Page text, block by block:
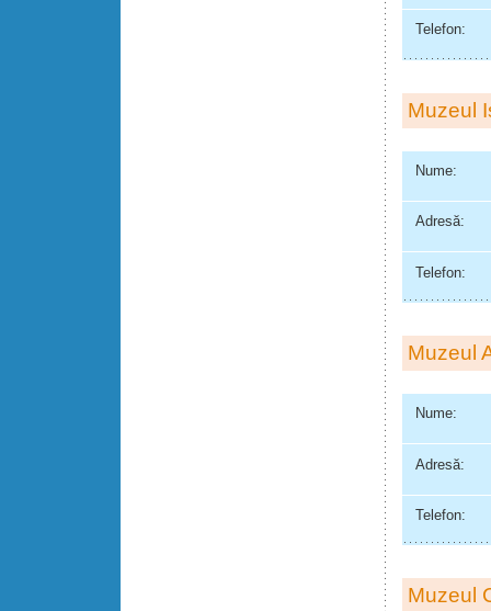
Telefon:
Muzeul
Nume:
Adresă:
Telefon:
Muzeul
Nume:
Adresă:
Telefon:
Muzeul